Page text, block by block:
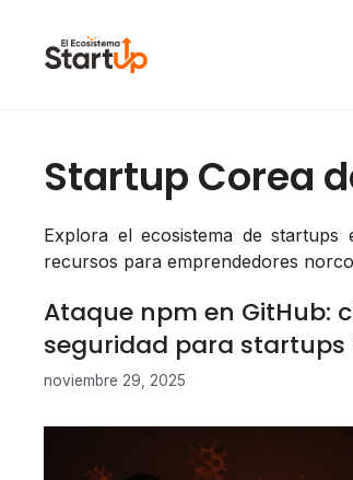
Startup Corea
Explora el ecosistema de
recursos para emprendedores
Ataque npm en GitHub:
seguridad para startups
noviembre 29, 2025